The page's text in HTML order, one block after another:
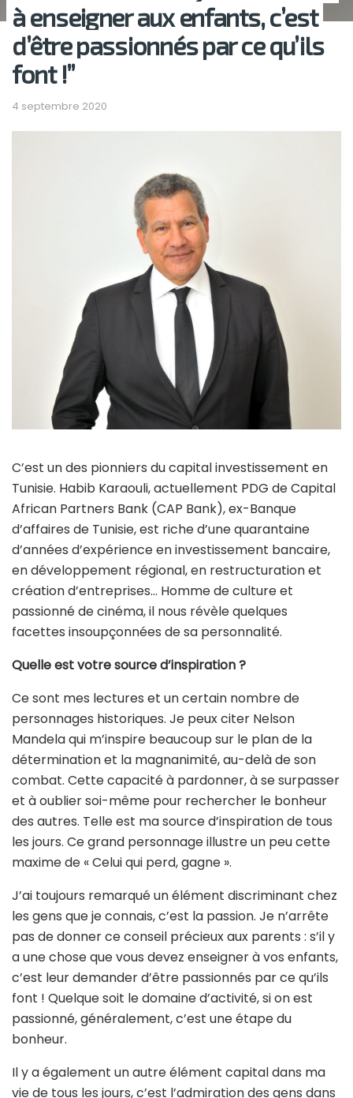
à enseigner aux enfants, c’est
d’être passionnés par ce qu’ils
font !”
4 septembre 2020
C’est un des pionniers du capital investissement en
Tunisie. Habib Karaouli, actuellement PDG de Capital
African Partners Bank (CAP Bank), ex-Banque
d’affaires de Tunisie, est riche d’une quarantaine
d’années d’expérience en investissement bancaire,
en développement régional, en restructuration et
création d’entreprises… Homme de culture et
passionné de cinéma, il nous révèle quelques
facettes insoupçonnées de sa personnalité.
Quelle est votre source d’inspiration ?
Ce sont mes lectures et un certain nombre de
personnages historiques. Je peux citer Nelson
Mandela qui m’inspire beaucoup sur le plan de la
détermination et la magnanimité, au-delà de son
combat. Cette capacité à pardonner, à se surpasser
et à oublier soi-même pour rechercher le bonheur
des autres. Telle est ma source d’inspiration de tous
les jours. Ce grand personnage illustre un peu cette
maxime de « Celui qui perd, gagne ».
J’ai toujours remarqué un élément discriminant chez
les gens que je connais, c’est la passion. Je n’arrête
pas de donner ce conseil précieux aux parents : s’il y
a une chose que vous devez enseigner à vos enfants,
c’est leur demander d’être passionnés par ce qu’ils
font ! Quelque soit le domaine d’activité, si on est
passionné, généralement, c’est une étape du
bonheur.
Il y a également un autre élément capital dans ma
vie de tous les jours, c’est l’admiration des gens dans